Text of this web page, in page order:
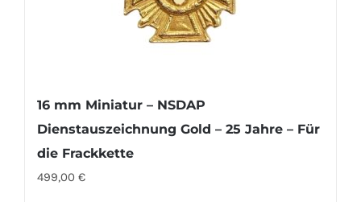
16 mm Miniatur – NSDAP
Dienstauszeichnung Gold – 25 Jahre – Für
die Frackkette
499,00 €